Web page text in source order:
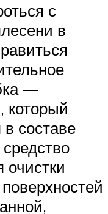
с
в
—
который
в составе